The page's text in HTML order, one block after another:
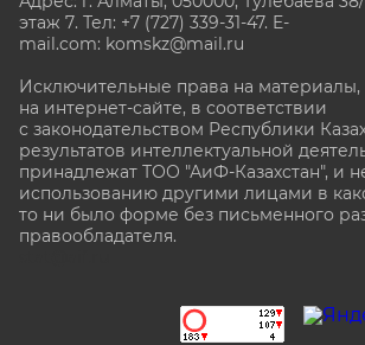
этаж 7. Тел: +7 (727) 339-31-47. E-
mail.com: komskz@mail.ru
Исключительные права на
на интернет-сайте, в соответствии
с законодательством Республики
результатов интеллектуальной
принадлежат ТОО "АиФ-Казахстан", и
использованию другими лицами в
то ни было форме без письменного
правообладателя.